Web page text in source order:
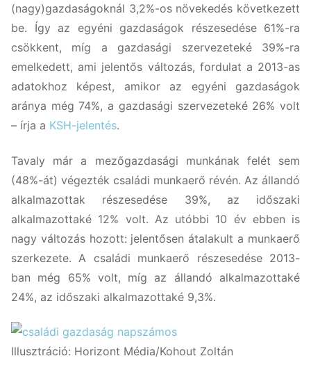
(nagy)gazdaságoknál 3,2%-os növekedés következett
be. Így az egyéni gazdaságok részesedése 61%-ra
csökkent, míg a gazdasági szervezeteké 39%-ra
emelkedett, ami jelentős változás, fordulat a 2013-as
adatokhoz képest, amikor az egyéni gazdaságok
aránya még 74%, a gazdasági szervezeteké 26% volt
– írja a KSH-jelentés.
Tavaly már a mezőgazdasági munkának felét sem
(48%-át) végezték családi munkaerő révén. Az állandó
alkalmazottak részesedése 39%, az időszaki
alkalmazottaké 12% volt. Az utóbbi 10 év ebben is
nagy változás hozott: jelentősen átalakult a munkaerő
szerkezete. A családi munkaerő részesedése 2013-
ban még 65% volt, míg az állandó alkalmazottaké
24%, az időszaki alkalmazottaké 9,3%.
Illusztráció: Horizont Média/Kohout Zoltán